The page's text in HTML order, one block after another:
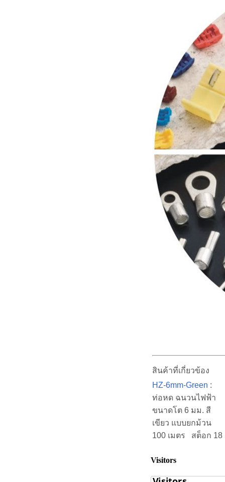
สินค้าที่เกี่ยวข้อง
HZ-6mm-Green :
ท่อหด ฉนวนไฟฟ้า
ขนาดโต 6 มม. สี
เขียว แบบยกม้วน
100 เมตร สต็อก 18
Visitors